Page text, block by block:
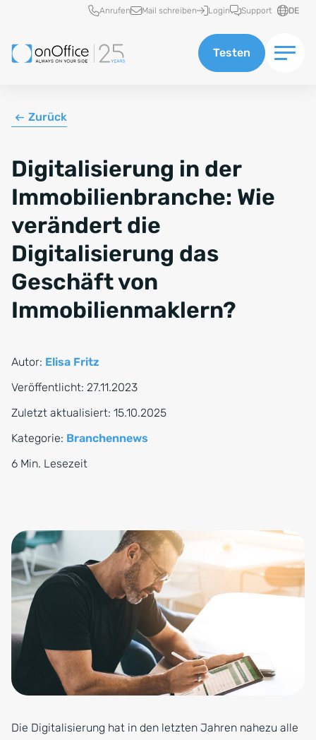
Schnellzugriff
Anrufen Mail schreiben Login Support DE
Testen
Zurück
Digitalisierung in der
Immobilienbranche: Wie
verändert die
Digitalisierung das
Geschäft von
Immobilienmaklern?
Autor: Elisa Fritz
Veröffentlicht: 27.11.2023
Zuletzt aktualisiert: 15.10.2025
Kategorie: Branchennews
6 Min. Lesezeit
Die Digitalisierung hat in den letzten Jahren nahezu alle